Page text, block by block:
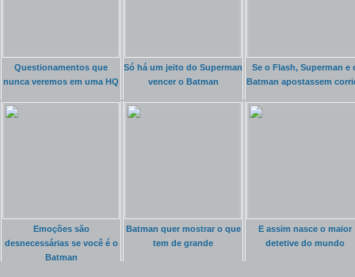
Questionamentos que
nunca veremos em uma HQ
Só há um jeito do Superman
vencer o Batman
Se o Flash, Superman e
Batman apostassem
Emoções são
desnecessárias se você é o
Batman
Batman quer mostrar o que
tem de grande
E assim nasce o maior
detetive do mundo